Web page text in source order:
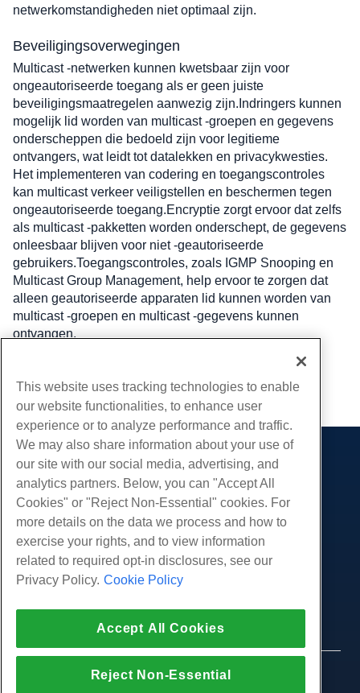
netwerkomstandigheden niet optimaal zijn.
Beveiligingsoverwegingen
Multicast -netwerken kunnen kwetsbaar zijn voor
ongeautoriseerde toegang als er geen juiste
beveiligingsmaatregelen aanwezig zijn.Indringers kunnen
mogelijk lid worden van multicast -groepen en gegevens
onderscheppen die bedoeld zijn voor legitieme
ontvangers, wat leidt tot datalekken en privacykwesties.
Het implementeren van codering en toegangscontroles
kan multicast verkeer veiligstellen en beschermen tegen
ongeautoriseerde toegang.Encryptie zorgt ervoor dat zelfs
als multicast -pakketten worden onderschept, de gegevens
onleesbaar blijven voor niet -geautoriseerde
gebruikers.Toegangscontroles, zoals IGMP Snooping
Multicast Group Management, help ervoor te zorgen dat
alleen geautoriseerde apparaten lid kunnen worden van
multicast -groepen en multicast -gegevens kunnen
ontvangen.
juli- 19, 2024
Kopiëren URL
Producten
Web hosting
Zakelijke hosting
White Label-wederverkoper
Beheerde Linux VPS
Onbeheerde Windows VPS
Cloud Servers
Load Balancers
Diensten
Website-migraties
Gemeenschap
Productdocumentatie
Tutorials
Bedrijf
Over ons
Neem contact op
druk op
Affiliate-programma
Politie
Partnerovereenkomst
Ondersteuning
Live chat met ons
Open een ondersteuningskaartje
© 2010-2026 Hostwinds, een HostPapa Inc. bedrijf.
This website uses tracking technologies to enable
our website functionalities, to enhance user
experience or to analyze performance and traffic.
We may also share information about your use of
our site with our social media, advertising, and
analytics partners. Below, you can "Accept All
Cookies" or "Reject Non-Essential" cookies. For
more details on the data we process and how to
exercise your rights, and to view information
related to required opt-in disclosures, see our
Privacy Policy. Cookie Policy
Accept All Cookies
Reject Non-Essential